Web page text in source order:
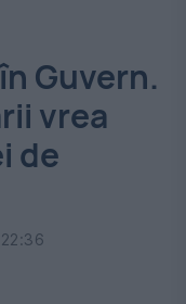
Guvern.
vrea
de